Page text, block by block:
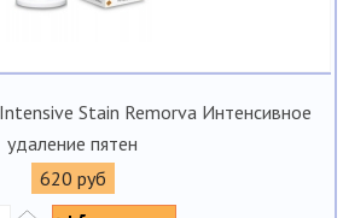
Stain Remorva Интенсивное
удаление пятен
620 руб